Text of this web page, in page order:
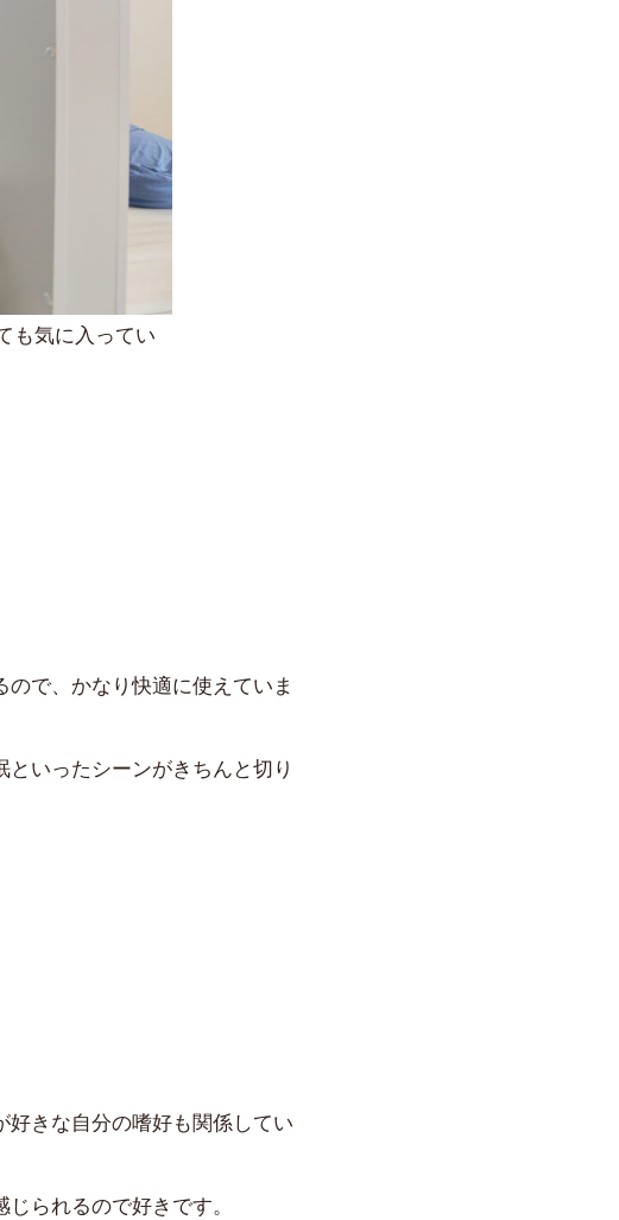
も気に入ってい
で、かなり快適に使えていま
いったシーンがきちんと切り
きな自分の嗜好も関係してい
られるので好きです。